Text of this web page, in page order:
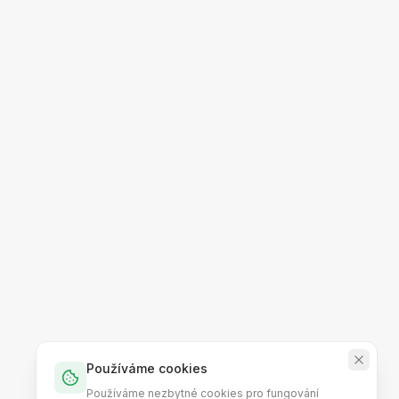
Používáme cookies
Používáme nezbytné cookies pro fungování